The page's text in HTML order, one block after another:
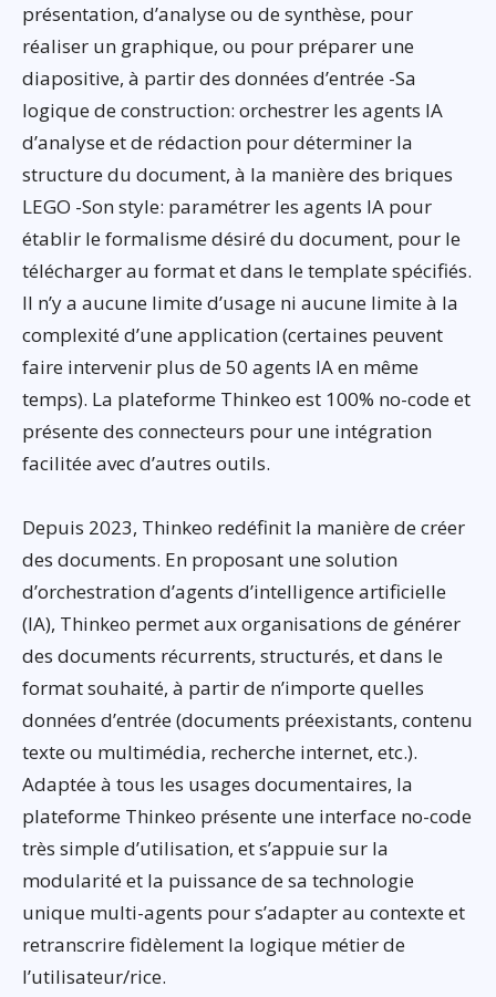
présentation, d’analyse ou de synthèse, pour
réaliser un graphique, ou pour préparer une
diapositive, à partir des données d’entrée -Sa
logique de construction: orchestrer les agents IA
d’analyse et de rédaction pour déterminer la
structure du document, à la manière des briques
LEGO -Son style: paramétrer les agents IA pour
établir le formalisme désiré du document, pour le
télécharger au format et dans le template spécifiés.
Il n’y a aucune limite d’usage ni aucune limite à la
complexité d’une application (certaines peuvent
faire intervenir plus de 50 agents IA en même
temps). La plateforme Thinkeo est 100% no-code et
présente des connecteurs pour une intégration
facilitée avec d’autres outils.
Depuis 2023, Thinkeo redéfinit la manière de créer
des documents. En proposant une solution
d’orchestration d’agents d’intelligence artificielle
(IA), Thinkeo permet aux organisations de générer
des documents récurrents, structurés, et dans le
format souhaité, à partir de n’importe quelles
données d’entrée (documents préexistants, contenu
texte ou multimédia, recherche internet, etc.).
Adaptée à tous les usages documentaires, la
plateforme Thinkeo présente une interface no-code
très simple d’utilisation, et s’appuie sur la
modularité et la puissance de sa technologie
unique multi-agents pour s’adapter au contexte et
retranscrire fidèlement la logique métier de
l’utilisateur/rice.